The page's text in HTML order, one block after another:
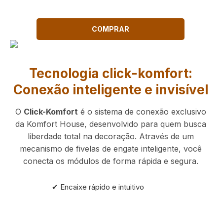
COMPRAR
Tecnologia click-komfort:
Conexão inteligente e invisível
O Click-Komfort é o sistema de conexão exclusivo
da Komfort House, desenvolvido para quem busca
liberdade total na decoração. Através de um
mecanismo de fivelas de engate inteligente, você
conecta os módulos de forma rápida e segura.
✔ Encaixe rápido e intuitivo